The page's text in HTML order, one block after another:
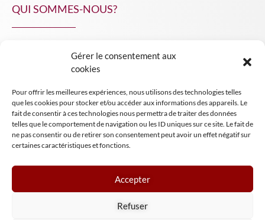
Gérer le consentement aux
cookies
Pour offrir les meilleures expériences, nous utilisons des technologies telles
que les cookies pour stocker et/ou accéder aux informations des appareils. Le
fait de consentir à ces technologies nous permettra de traiter des données
telles que le comportement de navigation ou les ID uniques sur ce site. Le fait de
ne pas consentir ou de retirer son consentement peut avoir un effet négatif sur
certaines caractéristiques et fonctions.
Accepter
Refuser
QUI SOMMES-NOUS?
INSIGHT NPA
Mentions légales